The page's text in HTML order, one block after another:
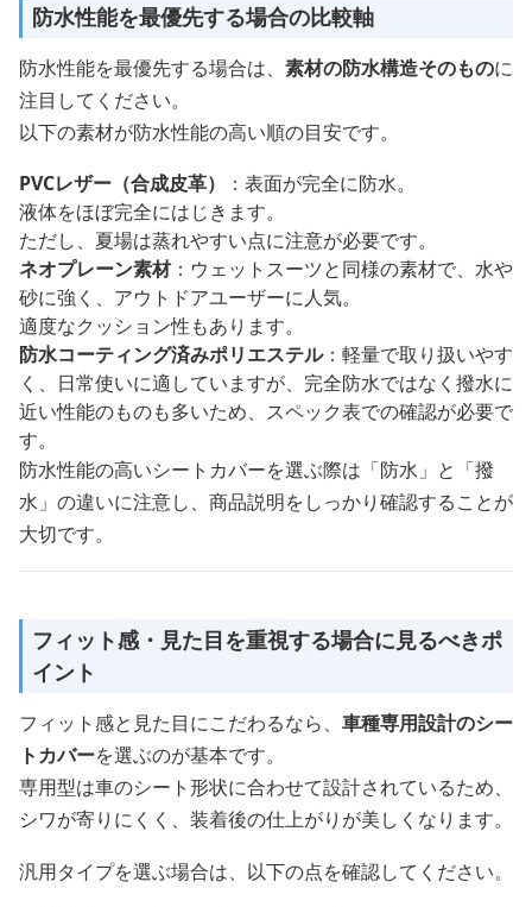
防水性能を最優先する場合の比較軸
防水性能を最優先する場合は、 素材の防水構造そのものに
注目してください。
以下の素材が防水性能の高い順の目安です。
PVCレザー（合成皮革）
：表面が完全に防水。
液体をほぼ完全にはじきます。
ただし、夏場は蒸れやすい点に注意が必要です。
ネオプレーン素材：ウェットスーツと同様の素材で、水や
砂に強く、アウトドアユーザーに人気。
適度なクッション性もあります。
防水コーティング済みポリエステル：軽量で取り扱いやす
く、日常使いに適していますが、完全防水ではなく撥水に
近い性能のものも多いため、スペック表での確認が必要で
す。
防水性能の高いシートカバーを選ぶ際は「防水」と「撥
水」の違いに注意し、商品説明をしっかり確認することが
大切です。
フィット感・見た目を重視する場合に見るべきポ
イント
フィット感と見た目にこだわるなら、 車種専用設計のシー
トカバーを選ぶのが基本です。
専用型は車のシート形状に合わせて設計されているため、
シワが寄りにくく、装着後の仕上がりが美しくなります。
汎用タイプを選ぶ場合は、以下の点を確認してください。